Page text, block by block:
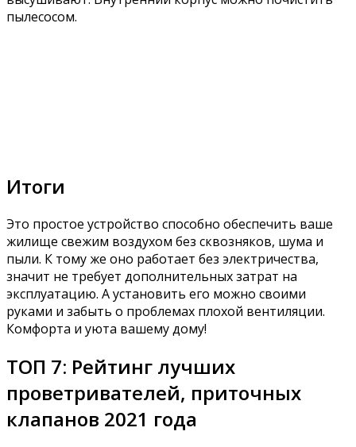
пылесосом.
Итоги
Это простое устройство способно обеспечить ваше
жилище свежим воздухом без сквозняков, шума и
пыли. К тому же оно работает без электричества,
значит не требует дополнительных затрат на
эксплуатацию. А установить его можно своими
руками и забыть о проблемах плохой вентиляции.
Комфорта и уюта вашему дому!
ТОП 7: Рейтинг лучших
проветривателей, приточных
клапанов 2021 года